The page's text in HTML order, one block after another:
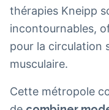
thérapies Kneipp
incontournables,
pour la circulation
musculaire.
Cette métropole